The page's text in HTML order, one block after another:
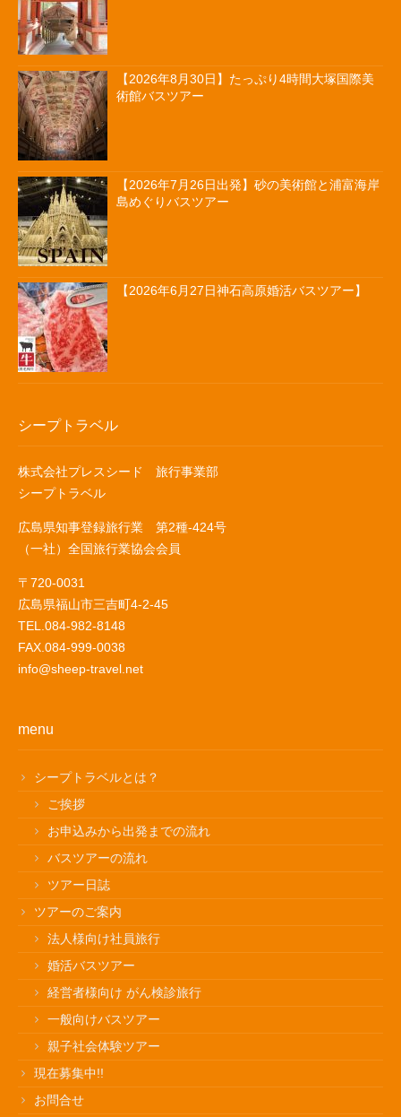
【2026年8月30日】たっぷり4時間大塚国際美
術館バスツアー
【2026年7月26日出発】砂の美術館と浦富海岸
島めぐりバスツアー
【2026年6月27日神石高原婚活バスツアー】
シープトラベル
株式会社プレスシード 旅行事業部
シープトラベル
広島県知事登録旅行業 第2種-424号
（一社）全国旅行業協会会員
〒720-0031
広島県福山市三吉町4-2-45
TEL.084-982-8148
FAX.084-999-0038
info@sheep-travel.net
menu
シープトラベルとは？
ご挨拶
お申込みから出発までの流れ
バスツアーの流れ
ツアー日誌
ツアーのご案内
法人様向け社員旅行
婚活バスツアー
経営者様向け がん検診旅行
一般向けバスツアー
親子社会体験ツアー
現在募集中!!
お問合せ